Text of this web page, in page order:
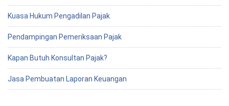
Kuasa Hukum Pengadilan Pajak
Pendampingan Pemeriksaan Pajak
Kapan Butuh Konsultan Pajak?
Jasa Pembuatan Laporan Keuangan